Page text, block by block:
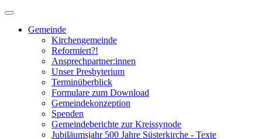
Gemeinde
Kirchengemeinde
Reformiert?!
Ansprechpartner:innen
Unser Presbyterium
Terminüberblick
Formulare zum Download
Gemeindekonzeption
Spenden
Gemeindeberichte zur Kreissynode
Jubiläumsjahr 500 Jahre Süsterkirche - Texte